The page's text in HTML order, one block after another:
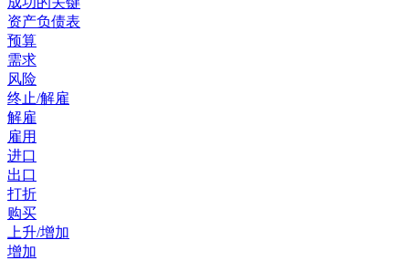
资产负债表
预算
需求
风险
终止/解雇
解雇
雇用
进口
出口
打折
购买
上升/增加
增加